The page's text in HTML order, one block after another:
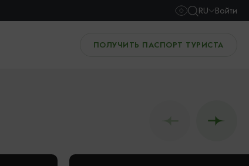
RU Войти
ПОЛУЧИТЬ ПАСПОРТ ТУРИСТА